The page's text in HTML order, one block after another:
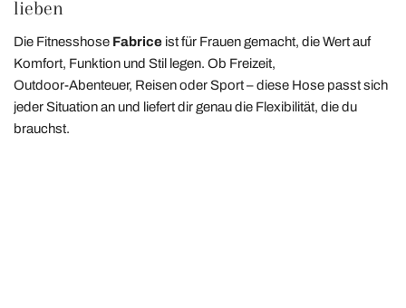
lieben
Die Fitnesshose Fabrice ist für Frauen gemacht, die Wert auf
Komfort, Funktion und Stil legen. Ob Freizeit,
Outdoor‑Abenteuer, Reisen oder Sport – diese Hose passt sich
jeder Situation an und liefert dir genau die Flexibilität, die du
brauchst.